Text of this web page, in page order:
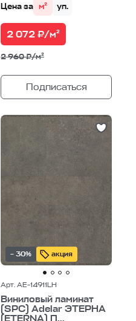
Цена за м² уп.
2 072 ₽/м²
2 960 ₽/м²
Подписаться
– 30% акция
Арт. AE-14911LH
Виниловый ламинат
(SPC) Adelar ЭТЕРНА
(ETERNA) П...